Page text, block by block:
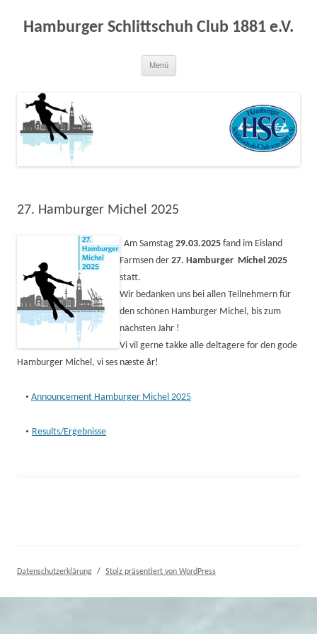
springen
Hamburger Schlittschuh Club 1881 e.V.
Menü
27. Hamburger Michel 2025
Am Samstag 29.03.2025 fand im Eisland
Farmsen der 27. Hamburger Michel 2025
statt.
Wir bedanken uns bei allen Teilnehmern für
den schönen Hamburger Michel, bis zum
nächsten Jahr !
Vi vil gerne takke alle deltagere for den gode
Hamburger Michel, vi ses næste år!
• Announcement Hamburger Michel 2025
• Results/Ergebnisse
Datenschutzerklärung Stolz präsentiert von WordPress